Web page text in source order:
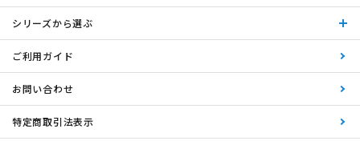
シリーズから選ぶ
ご利用ガイド
お問い合わせ
特定商取引法表示